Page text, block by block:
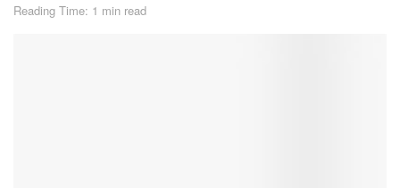
Reading Time: 1 min read